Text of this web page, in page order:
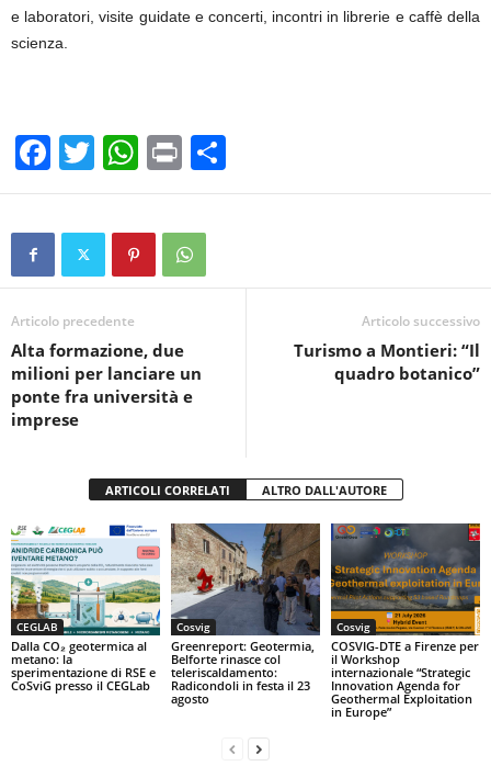
e laboratori, visite guidate e concerti, incontri in librerie e caffè della
scienza.
F
a
c
b
o
o
k
T
wi
tt
W
h
at
s
A
p
Pr
in
t
o
vi
Articolo precedente
Alta formazione, due
milioni per lanciare un
ponte fra università e
imprese
Articolo successivo
Turismo a Montieri: “Il
quadro botanico”
ARTICOLI CORRELATI ALTRO DALL'AUTORE
CEGLAB
Dalla CO₂ geotermica al
metano: la
sperimentazione di RSE e
CoSviG presso il CEGLab
Cosvig
Greenreport: Geotermia,
Belforte rinasce col
teleriscaldamento:
Radicondoli in festa il 23
agosto
Cosvig
COSVIG-DTE a Firenze per
il Workshop
internazionale “Strategic
Innovation Agenda for
Geothermal Exploitation
in Europe”